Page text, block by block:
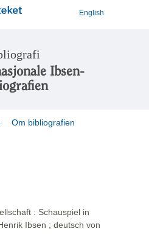
English
Ibsen-
Om bibliografien
: Schauspiel in
Ibsen ; deutsch von